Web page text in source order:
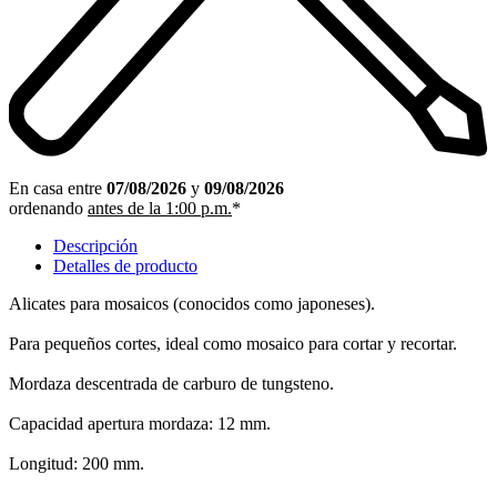
En casa entre 07/08/2026 y 09/08/2026
ordenando antes de la 1:00 p.m.*
Descripción
Detalles de producto
Alicates para mosaicos (conocidos como japoneses).
Para pequeños cortes, ideal como mosaico para cortar y recortar.
Mordaza descentrada de carburo de tungsteno.
Capacidad apertura mordaza: 12 mm.
Longitud: 200 mm.